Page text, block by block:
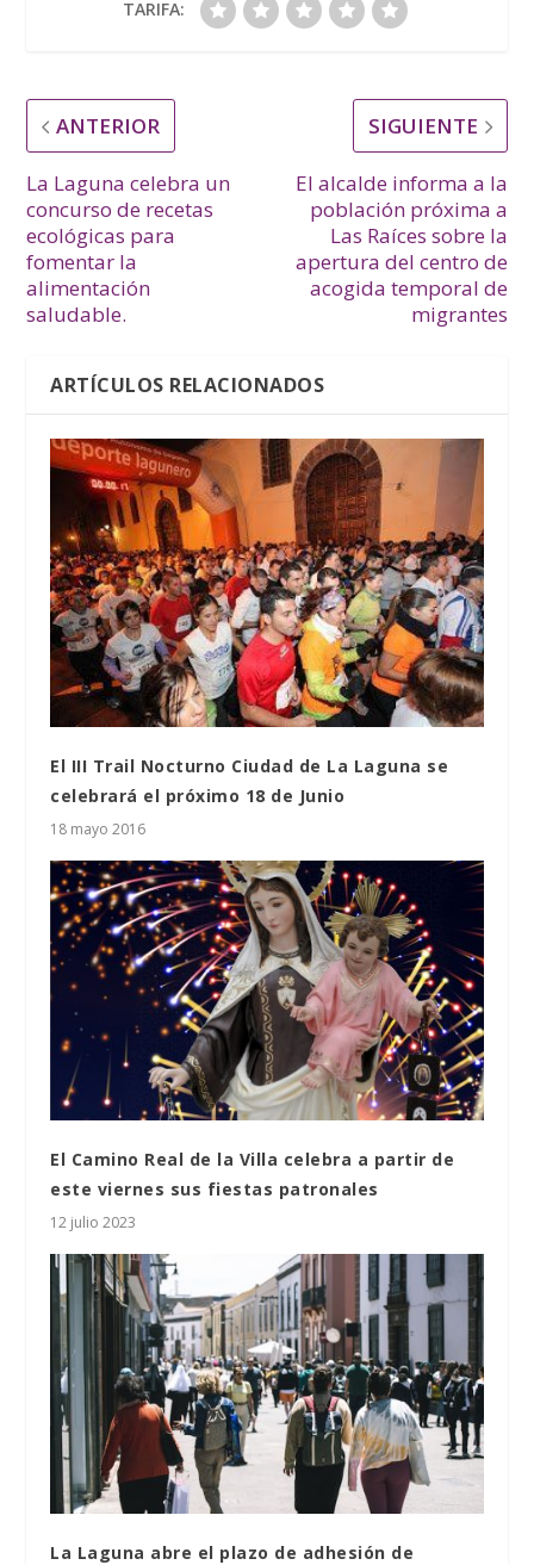
TARIFA:
ANTERIOR
La Laguna celebra un
concurso de recetas
ecológicas para
fomentar la
alimentación
saludable.
SIGUIENTE
El alcalde informa a la
población próxima a
Las Raíces sobre la
apertura del centro de
acogida temporal de
migrantes
ARTÍCULOS RELACIONADOS
El III Trail Nocturno Ciudad de La Laguna se
celebrará el próximo 18 de Junio
18 mayo 2016
El Camino Real de la Villa celebra a partir de
este viernes sus fiestas patronales
12 julio 2023
La Laguna abre el plazo de adhesión de